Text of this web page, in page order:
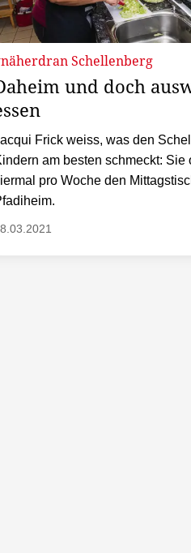
Schellenberg
und doch
Frick weiss, was den
am besten schmeckt: Sie
pro Woche den